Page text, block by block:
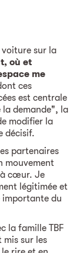
sur la
où et
me
ces
est centrale
la demande", la
modifier la
décisif.
partenaires
mouvement
à cœur. Je
légitimée et
importante du
la famille TBF
mis sur les